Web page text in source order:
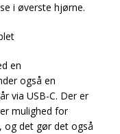
i øverste hjørne.
en
også en
via USB-C. Der er
mulighed for
og det gør det også